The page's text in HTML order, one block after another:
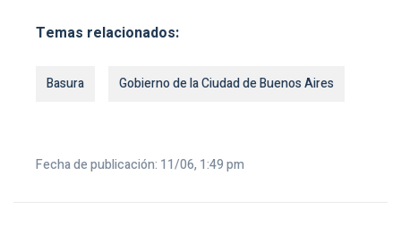
Temas relacionados:
Basura Gobierno de la Ciudad de Buenos Aires
Fecha de publicación: 11/06, 1:49 pm